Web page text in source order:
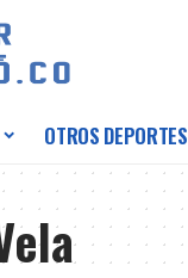
OTROS DEPORTES